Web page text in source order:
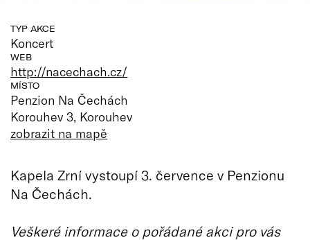
TYP AKCE
Koncert
WEB
http://nacechach.cz/
MÍSTO
Penzion Na Čechách
Korouhev 3, Korouhev
zobrazit na mapě
Kapela Zrní vystoupí 3. července v Penzionu
Na Čechách.
Veškeré informace o pořádané akci pro vás